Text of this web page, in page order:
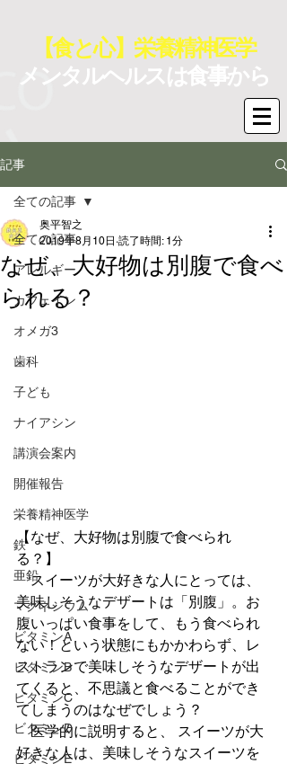
【食と心】栄養精神医学
メンタルヘルスは食事から
記事
全ての記事
アレルギー
カフェイン
オメガ3
歯科
子ども
ナイアシン
講演会案内
開催報告
栄養精神医学
鉄
亜鉛
マグネシウム
ビタミンA
ビタミンB
ビタミンC
ビタミンD
ビタミンE
全ての記事
なぜ、大好物は別腹で食べ
られる？
奥平智之
2019年8月10日 読了時間: 1分
【なぜ、大好物は別腹で食べられ
る？】
スイーツが大好きな人にとっては、
美味しそうなデザートは「別腹」。お
腹いっぱい食事をして、もう食べられ
ない！という状態にもかかわらず、レ
ストランで美味しそうなデザートが出
てくると、不思議と食べることができ
てしまうのはなぜでしょう？
医学的に説明すると、 スイーツが大
好きな人は、美味しそうなスイーツを